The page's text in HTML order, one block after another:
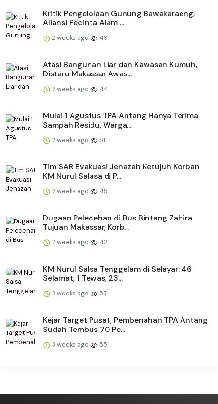
Kritik Pengelolaan Gunung Bawakaraeng,
Aliansi Pecinta Alam ...
2 weeks ago 49
Atasi Bangunan Liar dan Kawasan Kumuh,
Distaru Makassar Awas...
2 weeks ago 44
Mulai 1 Agustus TPA Antang Hanya Terima
Sampah Residu, Warga...
2 weeks ago 51
Tim SAR Evakuasi Jenazah Ketujuh Korban
KM Nurul Salasa di P...
2 weeks ago 45
Dugaan Pelecehan di Bus Bintang Zahira
Tujuan Makassar, Korb...
2 weeks ago 42
KM Nurul Salsa Tenggelam di Selayar: 46
Selamat, 1 Tewas, 23...
3 weeks ago 53
Kejar Target Pusat, Pembenahan TPA Antang
Sudah Tembus 70 Pe...
3 weeks ago 55